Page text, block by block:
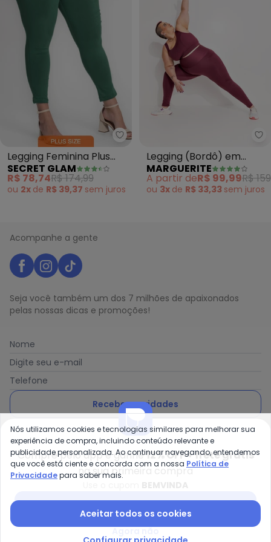
Secret Glam - Legging
Legging Feminina Plus
Size Bengaline (Verde)
SECRET GLAM
R$ 78,74R$ 174,99
ou 2x de R$ 39,37 sem juros
Legging (Bordô) em
Malha Suplex Zero
Transparência
MARGUERITE
A partir deR$ 99,99R$
ou 3x de R$ 33,33 sem juros
Acompanhe a gente
Seja você também um dos 7 milhões de apaixonados
pelas nossas dicas e promoções!
Nome
Digite seu e-mail
Telefone
Receber novidades
Ao enviar o cadastro, você concorda com a nossa Política
de Privacidade
Posthaus é uma marca da Posthaus Ltda / CNPJ:
80.462.138/0001-41
Endereço: Rua Werner Duwe, 202 Bairro Badenfurt -
89.070-700 - Blumenau/SC
Compre pelo app e ganhe12% OFF + frete grátis
na sua primeira compra
Nós utilizamos cookies e tecnologias similares para melhorar sua
experiência de compra, incluindo conteúdo relevante e
publicidade personalizada. Ao continuar navegando, entendemos
que você está ciente e concorda com a nossa Política de
Privacidadepara saber mais.
Aceitar todos os cookies